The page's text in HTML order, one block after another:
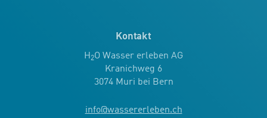
Kontakt
H2O Wasser erleben AG
Kranichweg 6
3074 Muri bei Bern
info@wassererleben.ch